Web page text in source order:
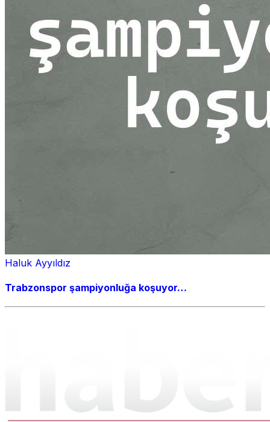
Haluk Ayyıldız
Trabzonspor şampiyonluğa koşuyor…